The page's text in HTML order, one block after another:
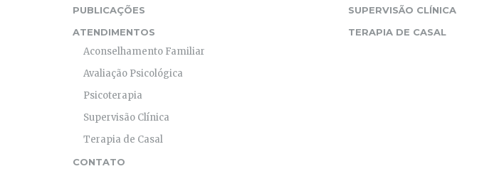
PUBLICAÇÕES
ATENDIMENTOS
Aconselhamento Familiar
Avaliação Psicológica
Psicoterapia
Supervisão Clínica
Terapia de Casal
CONTATO
SUPERVISÃO CLÍNICA
TERAPIA DE CASAL